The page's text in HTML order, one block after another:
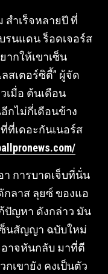
สําเร็จหลายปี ที่
รนแดน ร็อดเจอร์ส
ากให้เขาเซ็น
สเตอร์ซิตี้” ผู้จัด
เมื่อ ต้นเดือน
กไม่กี่เดือนข้าง
ที่เดอะกันเนอร์ส
การบาดเจ็บที่นั่น
กลาส ลุยซ์ ของแอ
ปัญหา ดังกล่าว มัน
ซ็นสัญญา ฉบับใหม่
าจหันกลับ มาที่ตี
เขายัง คงเป็นตัว